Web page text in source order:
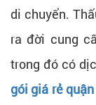
di chuyển.
ra đời cung
trong đó có
gói giá rẻ quận